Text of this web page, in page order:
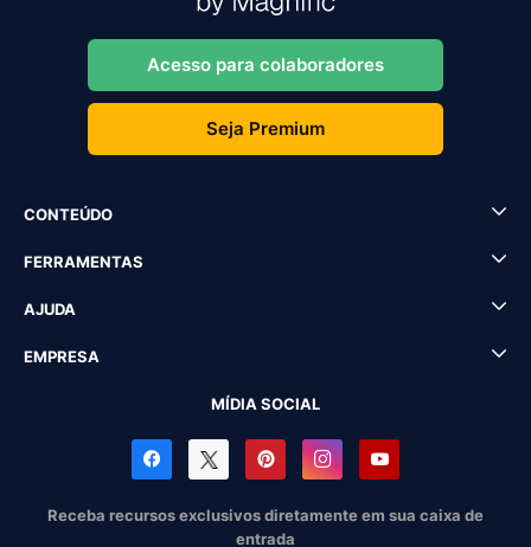
Acesso para colaboradores
Seja Premium
CONTEÚDO
FERRAMENTAS
AJUDA
EMPRESA
MÍDIA SOCIAL
Receba recursos exclusivos diretamente em sua caixa de
entrada